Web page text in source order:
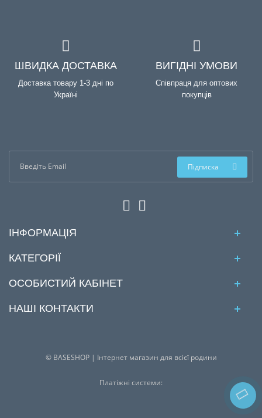
ШВИДКА ДОСТАВКА
Доставка товару 1-3 дні по
Україні
ВИГІДНІ УМОВИ
Співпраця для оптових
покупців
Підписка
ІНФОРМАЦІЯ
КАТЕГОРІЇ
ОСОБИСТИЙ КАБІНЕТ
НАШІ КОНТАКТИ
© BASESHOP | Інтернет магазин для всієї родини
Платіжні системи: